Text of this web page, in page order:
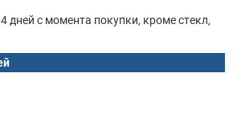
дней с момента покупки, кроме стекл,